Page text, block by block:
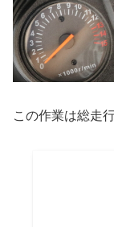
この作業は総走